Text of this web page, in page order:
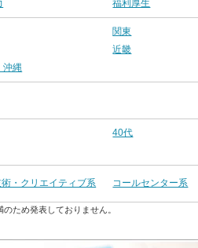
福利厚生
関東
近畿
沖縄
40代
術・クリエイティブ系 コールセンター系
ため発表しておりません。